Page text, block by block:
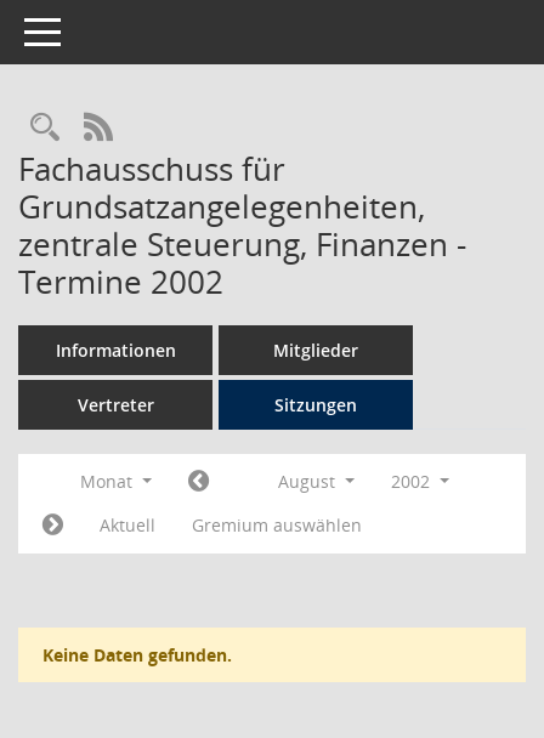
Toggle navigation
Rechercheauswahl
RSS-Feed
Fachausschuss für
Grundsatzangelegenheiten,
zentrale Steuerung, Finanzen -
Termine 2002
Informationen Mitglieder
Vertreter Sitzungen
Monat August
2002
Aktuell
Gremium auswählen
Keine Daten gefunden.